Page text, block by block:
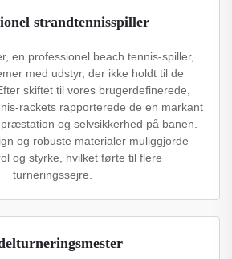
strandtennisspiller
en professionel beach tennis-spiller,
med udstyr, der ikke holdt til de
skiftet til vores brugerdefinerede,
rackets rapporterede de en markant
og selvsikkerhed på banen.
og robuste materialer muliggjorde
og styrke, hvilket førte til flere
turneringssejre.